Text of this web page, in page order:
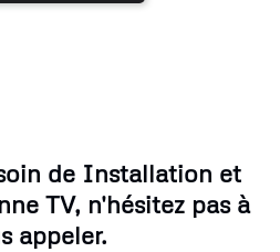
de Installation et
TV, n'hésitez pas à
appeler.